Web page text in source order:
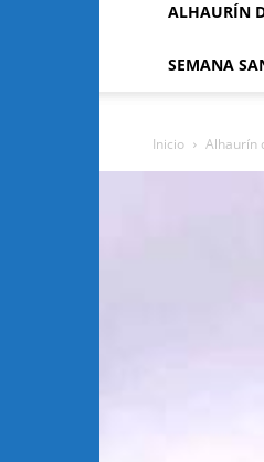
ALHAURÍN
SEMANA
Inicio Alhaurín